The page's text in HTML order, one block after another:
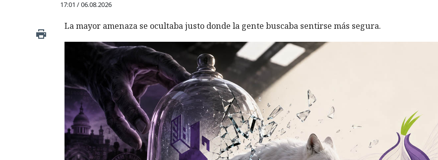
17:01 / 06.08.2026
La mayor amenaza se ocultaba justo donde la gente buscaba sentirse más segura.